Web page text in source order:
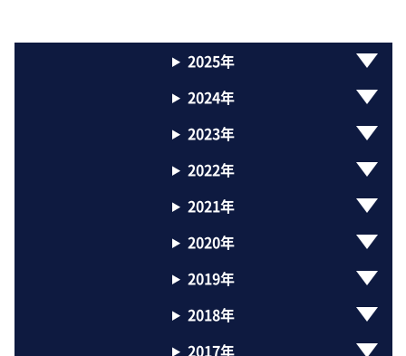
2025年
2024年
2023年
2022年
2021年
2020年
2019年
2018年
2017年